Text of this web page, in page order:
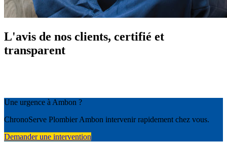
L'avis de nos clients, certifié et
transparent
Une urgence à Ambon ?
ChronoServe Plombier Ambon intervenir rapidement chez vous.
Demander une intervention